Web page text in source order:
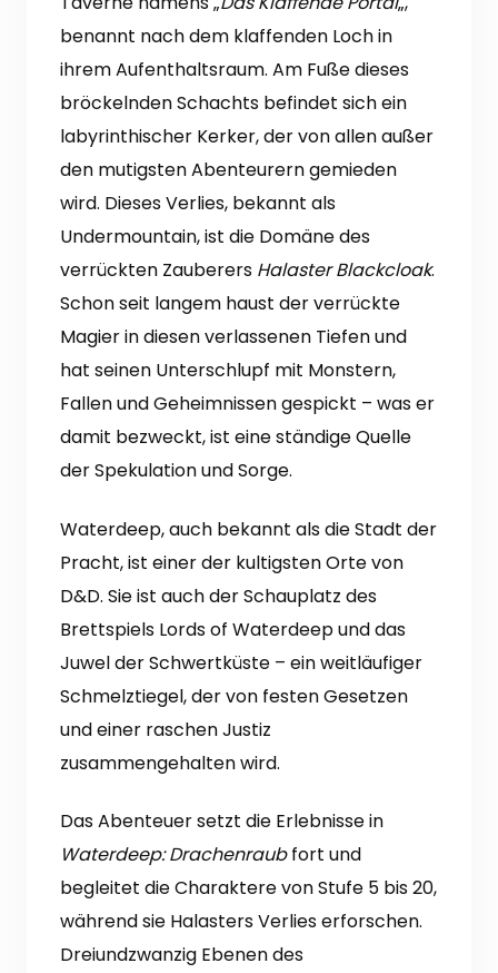
benannt nach dem klaffenden Loch in
ihrem Aufenthaltsraum. Am Fuße dieses
bröckelnden Schachts befindet sich ein
labyrinthischer Kerker, der von allen außer
den mutigsten Abenteurern gemieden
wird. Dieses Verlies, bekannt als
Undermountain, ist die Domäne des
verrückten Zauberers Halaster Blackcloak.
Schon seit langem haust der verrückte
Magier in diesen verlassenen Tiefen und
hat seinen Unterschlupf mit Monstern,
Fallen und Geheimnissen gespickt – was er
damit bezweckt, ist eine ständige Quelle
der Spekulation und Sorge.
Waterdeep, auch bekannt als die Stadt der
Pracht, ist einer der kultigsten Orte von
D&D. Sie ist auch der Schauplatz des
Brettspiels Lords of Waterdeep und das
Juwel der Schwertküste – ein weitläufiger
Schmelztiegel, der von festen Gesetzen
und einer raschen Justiz
zusammengehalten wird.
Das Abenteuer setzt die Erlebnisse in
Waterdeep: Drachenraubfort und
begleitet die Charaktere von Stufe 5 bis 20,
während sie Halasters Verlies erforschen.
Dreiundzwanzig Ebenen des